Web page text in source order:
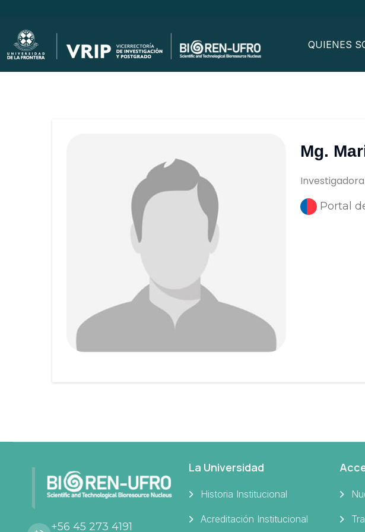
QUIENES
Mg.
Investigadora
Portal
+56 45 273 4191
La Universidad
Historia Institucional
Acreditación Institucional